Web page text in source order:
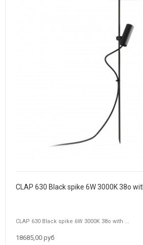
CLAP 630 Black spike 6W 3000K 38o
CLAP 630 Black spike 6W 3000K 38o with ...
18685,00 руб